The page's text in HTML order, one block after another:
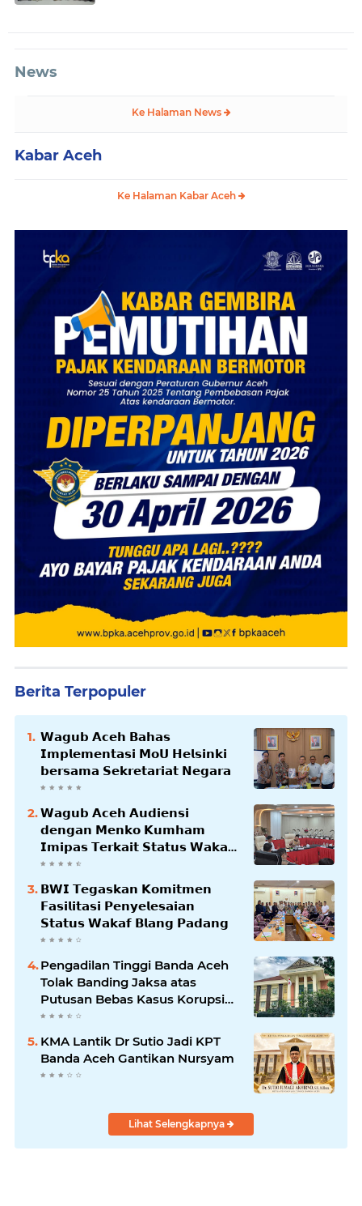
News
Ke Halaman News
Kabar Aceh
Ke Halaman Kabar Aceh
Berita Terpopuler
𝗪𝗮𝗴𝘂𝗯 𝗔𝗰𝗲𝗵 𝗕𝗮𝗵𝗮𝘀
𝗜𝗺𝗽𝗹𝗲𝗺𝗲𝗻𝘁𝗮𝘀𝗶 𝗠𝗼𝗨 𝗛𝗲𝗹𝘀𝗶𝗻𝗸𝗶
𝗯𝗲𝗿𝘀𝗮𝗺𝗮 𝗦𝗲𝗸𝗿𝗲𝘁𝗮𝗿𝗶𝗮𝘁 𝗡𝗲𝗴𝗮𝗿𝗮
𝗪𝗮𝗴𝘂𝗯 𝗔𝗰𝗲𝗵 𝗔𝘂𝗱𝗶𝗲𝗻𝘀𝗶
𝗱𝗲𝗻𝗴𝗮𝗻 𝗠𝗲𝗻𝗸𝗼 𝗞𝘂𝗺𝗵𝗮𝗺
𝗜𝗺𝗶𝗽𝗮𝘀 𝗧𝗲𝗿𝗸𝗮𝗶𝘁 𝗦𝘁𝗮𝘁𝘂𝘀 𝗪𝗮𝗸𝗮𝗳
𝗕𝗹𝗮𝗻𝗴𝗽𝗮𝗱𝗮𝗻𝗴
𝗕𝗪𝗜 𝗧𝗲𝗴𝗮𝘀𝗸𝗮𝗻 𝗞𝗼𝗺𝗶𝘁𝗺𝗲𝗻
𝗙𝗮𝘀𝗶𝗹𝗶𝘁𝗮𝘀𝗶 𝗣𝗲𝗻𝘆𝗲𝗹𝗲𝘀𝗮𝗶𝗮𝗻
𝗦𝘁𝗮𝘁𝘂𝘀 𝗪𝗮𝗸𝗮𝗳 𝗕𝗹𝗮𝗻𝗴 𝗣𝗮𝗱𝗮𝗻𝗴
Pengadilan Tinggi Banda Aceh
Tolak Banding Jaksa atas
Putusan Bebas Kasus Korupsi
Wastafel
KMA Lantik Dr Sutio Jadi KPT
Banda Aceh Gantikan Nursyam
Lihat Selengkapnya